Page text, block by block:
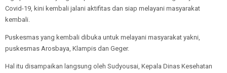
Covid-19, kini kembali jalani aktifitas dan siap melayani masyarakat
kembali.
Puskesmas yang kembali dibuka untuk melayani masyarakat yakni,
puskesmas Arosbaya, Klampis dan Geger.
Hal itu disampaikan langsung oleh Sudyousai, Kepala Dinas Kesehatan